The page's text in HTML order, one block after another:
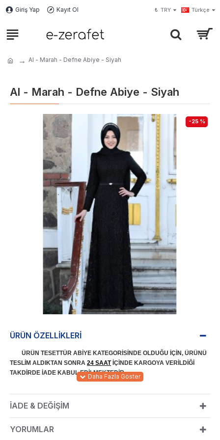
Giriş Yap Kayıt Ol ₺ TRY Türkçe
Al - Marah - Defne Abiye - Siyah
Al - Marah - Defne Abiye - Siyah
-25 %
ÜRÜN ÖZELLIKLERI
ÜRÜN TESETTÜR ABİYE KATEGORİSİNDE OLDUĞU İÇİN, ÜRÜNÜ
TESLİM ALDIKTAN SONRA 24 SAATİÇİNDE KARGOYA VERİLDİĞİ
TAKDİRDE İADE KABUL EDİLMEKTEDİR.
ÜRÜN ÖZELLİĞİ: Tesettür abiye ürünü olup astarlıdır. Sırttan
kullanılabilir fermuarı ve bir düğme bulunmaktadır. Hakim yakadır.
Ürün renginde konsept çekimlerinden dolayı ton farklılığı olabilir.
İADE & DEĞIŞIM
YORUMLAR